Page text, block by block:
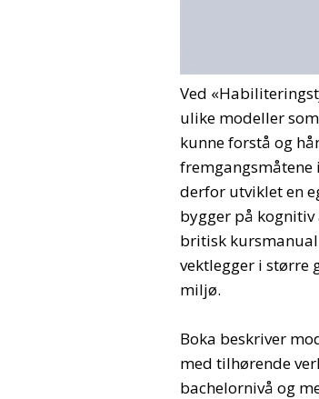
Ved
ulike modeller
kunne forstå og
fremgangsmåtene
derfor utviklet en
bygger på
britisk kursmanual
vektlegger i større
miljø.
Boka beskriver
med tilhørende
bachelornivå og